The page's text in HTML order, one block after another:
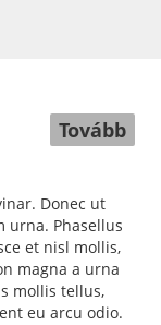
Tovább
Donec ut
urna. Phasellus
et nisl mollis,
magna a urna
mollis tellus,
eu arcu odio.